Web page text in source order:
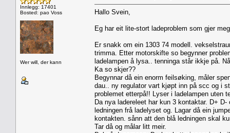
Innlegg: 17401
Bosted: pao Voss
Wer will, der kann
Hallo Svein,
Eg har eit lite-stort ladeproblem som gjer
Er snakk om ein 1303 74 modell.
trimma. Etter motorskifte so begynner
ladelampen å lysa.. tenninga står ikkje på.
Ka so skjer??
Begynnar då ein enorm feilsøking, måler
dau.. ny regulator vart kjøpt inn på scc og i
problemet etterpå!! Lyser i ladelampen uten
Da nya ladereleet har kun 3 kontaktar. D+
ledningen frå ladelyset og. Lagar då ein
kontakten. sånn att den blå ledningen skal
Tar då og målar litt meir.